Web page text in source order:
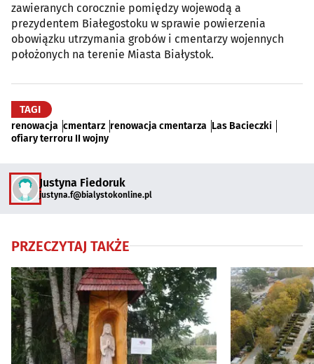
zawieranych corocznie pomiędzy wojewodą a
prezydentem Białegostoku w sprawie powierzenia
obowiązku utrzymania grobów i cmentarzy wojennych
położonych na terenie Miasta Białystok.
TAGI
renowacja cmentarz renowacja cmentarza Las Bacieczki
ofiary terroru II wojny
Justyna Fiedoruk
justyna.f@bialystokonline.pl
PRZECZYTAJ TAKŻE